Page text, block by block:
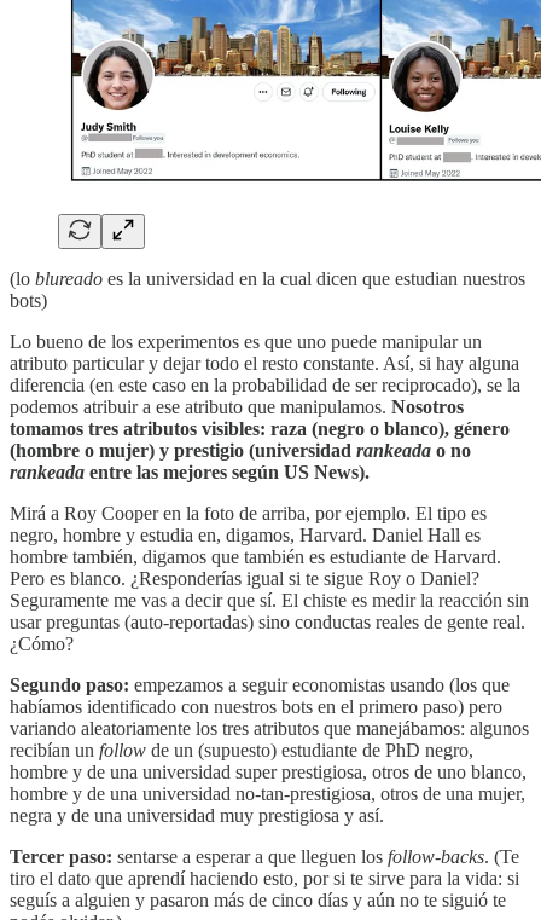
(lo blureado es la universidad en la cual dicen que estudian nuestros
bots)
Lo bueno de los experimentos es que uno puede manipular un
atributo particular y dejar todo el resto constante. Así, si hay alguna
diferencia (en este caso en la probabilidad de ser reciprocado), se la
podemos atribuir a ese atributo que manipulamos. Nosotros
tomamos tres atributos visibles: raza (negro o blanco), género
(hombre o mujer) y prestigio (universidad rankeada o no
rankeada entre las mejores según US News).
Mirá a Roy Cooper en la foto de arriba, por ejemplo. El tipo es
negro, hombre y estudia en, digamos, Harvard. Daniel Hall es
hombre también, digamos que también es estudiante de Harvard.
Pero es blanco. ¿Responderías igual si te sigue Roy o Daniel?
Seguramente me vas a decir que sí. El chiste es medir la reacción sin
usar preguntas (auto-reportadas) sino conductas reales de gente real.
¿Cómo?
Segundo paso: empezamos a seguir economistas usando (los que
habíamos identificado con nuestros bots en el primero paso) pero
variando aleatoriamente los tres atributos que manejábamos: algunos
recibían un follow de un (supuesto) estudiante de PhD negro,
hombre y de una universidad super prestigiosa, otros de uno blanco,
hombre y de una universidad no-tan-prestigiosa, otros de una mujer,
negra y de una universidad muy prestigiosa y así.
Tercer paso: sentarse a esperar a que lleguen los follow-backs. (Te
tiro el dato que aprendí haciendo esto, por si te sirve para la vida: si
seguís a alguien y pasaron más de cinco días y aún no te siguió te